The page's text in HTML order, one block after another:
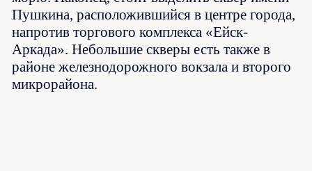
Пушкина, расположившийся в центре города,
напротив торгового комплекса «Ейск-
Аркада». Небольшие скверы есть также в
районе железнодорожного вокзала и второго
микрорайона.